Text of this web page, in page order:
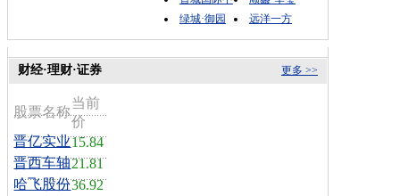
绿城·御园
远洋一方
更多 >>
财经·理财·证券
股票名称
当前
价
晋亿实业15.84
晋西车轴21.81
哈飞股份36.92